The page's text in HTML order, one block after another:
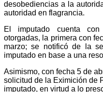
desobediencias a la
autoridad en flagrancia.
El imputado cuenta
otorgadas, la primera con
marzo; se notificó de la
imputado en base a una
Asimismo, con fecha 5 de
solicitud de la Eximición de
imputado, en virtud a lo